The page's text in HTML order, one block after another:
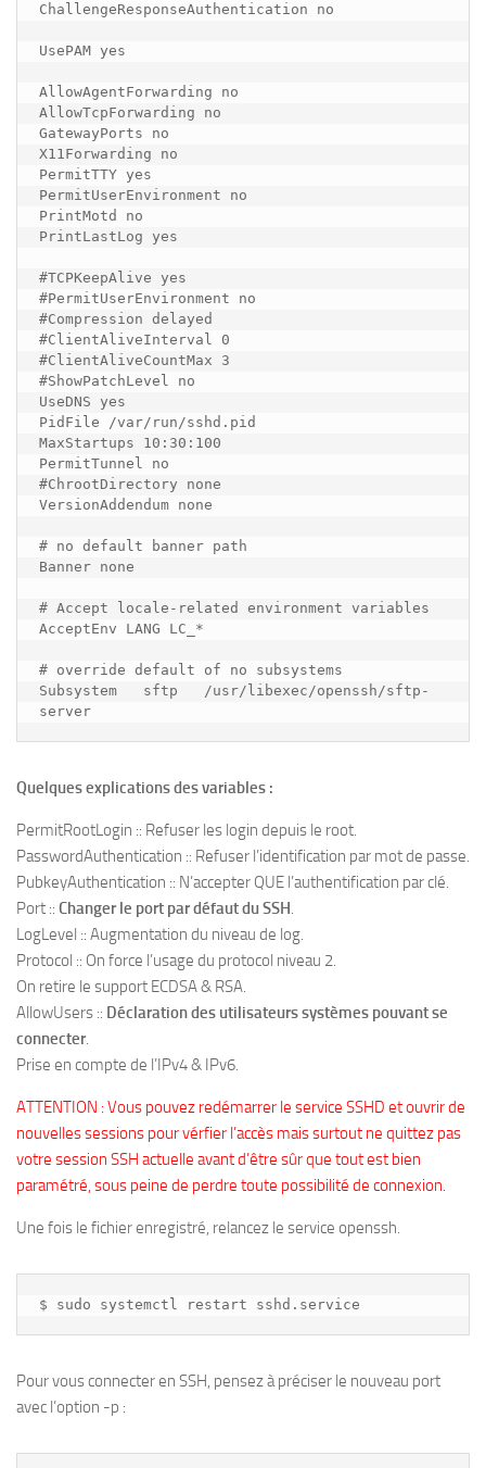
ChallengeResponseAuthentication no
UsePAM yes
AllowAgentForwarding no
AllowTcpForwarding no
GatewayPorts no
X11Forwarding no
PermitTTY yes
PermitUserEnvironment no
PrintMotd no
PrintLastLog yes
#TCPKeepAlive yes
#PermitUserEnvironment no
#Compression delayed
#ClientAliveInterval 0
#ClientAliveCountMax 3
#ShowPatchLevel no
UseDNS yes
PidFile /var/run/sshd.pid
MaxStartups 10:30:100
PermitTunnel no
#ChrootDirectory none
VersionAddendum none
# no default banner path
Banner none
# Accept locale-related environment variables
AcceptEnv LANG LC_*
# override default of no subsystems
Subsystem   sftp   /usr/libexec/openssh/sftp-
Quelques explications des variables :
PermitRootLogin :: Refuser les login depuis le root.
PasswordAuthentication :: Refuser l’identification par mot de passe.
PubkeyAuthentication :: N’accepter QUE l’authentification par clé.
Port :: Changer le port par défaut du SSH.
LogLevel :: Augmentation du niveau de log.
Protocol :: On force l’usage du protocol niveau 2.
On retire le support ECDSA & RSA.
AllowUsers :: Déclaration des utilisateurs systèmes pouvant se
connecter.
Prise en compte de l’IPv4 & IPv6.
ATTENTION : Vous pouvez redémarrer le service SSHD et ouvrir de
nouvelles sessions pour vérfier l’accès mais surtout ne quittez pas
votre session SSH actuelle avant d’être sûr que tout est bien
paramétré, sous peine de perdre toute possibilité de connexion.
Une fois le fichier enregistré, relancez le service openssh.
$ sudo systemctl restart sshd.service
Pour vous connecter en SSH, pensez à préciser le nouveau port
avec l’option -p :